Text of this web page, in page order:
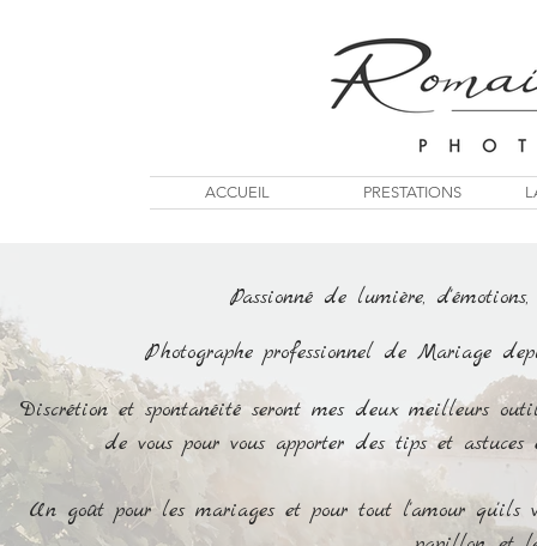
ACCUEIL PRESTATIONS
Passionné de lumière,
Photographe professionnel de Mariage
Discrétion et spontanéité seront mes deux meilleurs
de vous pour vous apporter des tips et
Un goût pour les mariages et pour tout l'amour qu'ils